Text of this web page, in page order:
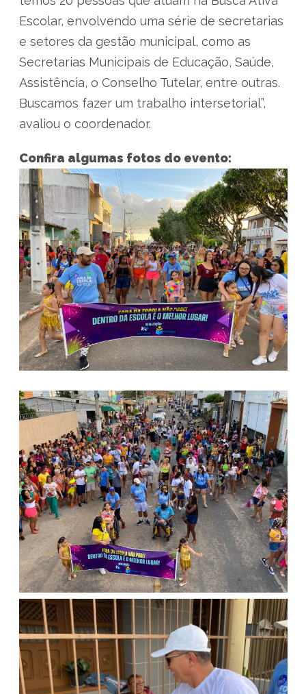
Escolar, envolvendo uma série de secretarias
e setores da gestão municipal, como as
Secretarias Municipais de Educação, Saúde,
Assistência, o Conselho Tutelar, entre outras.
Buscamos fazer um trabalho intersetorial”,
avaliou o coordenador.
Confira algumas fotos do evento: